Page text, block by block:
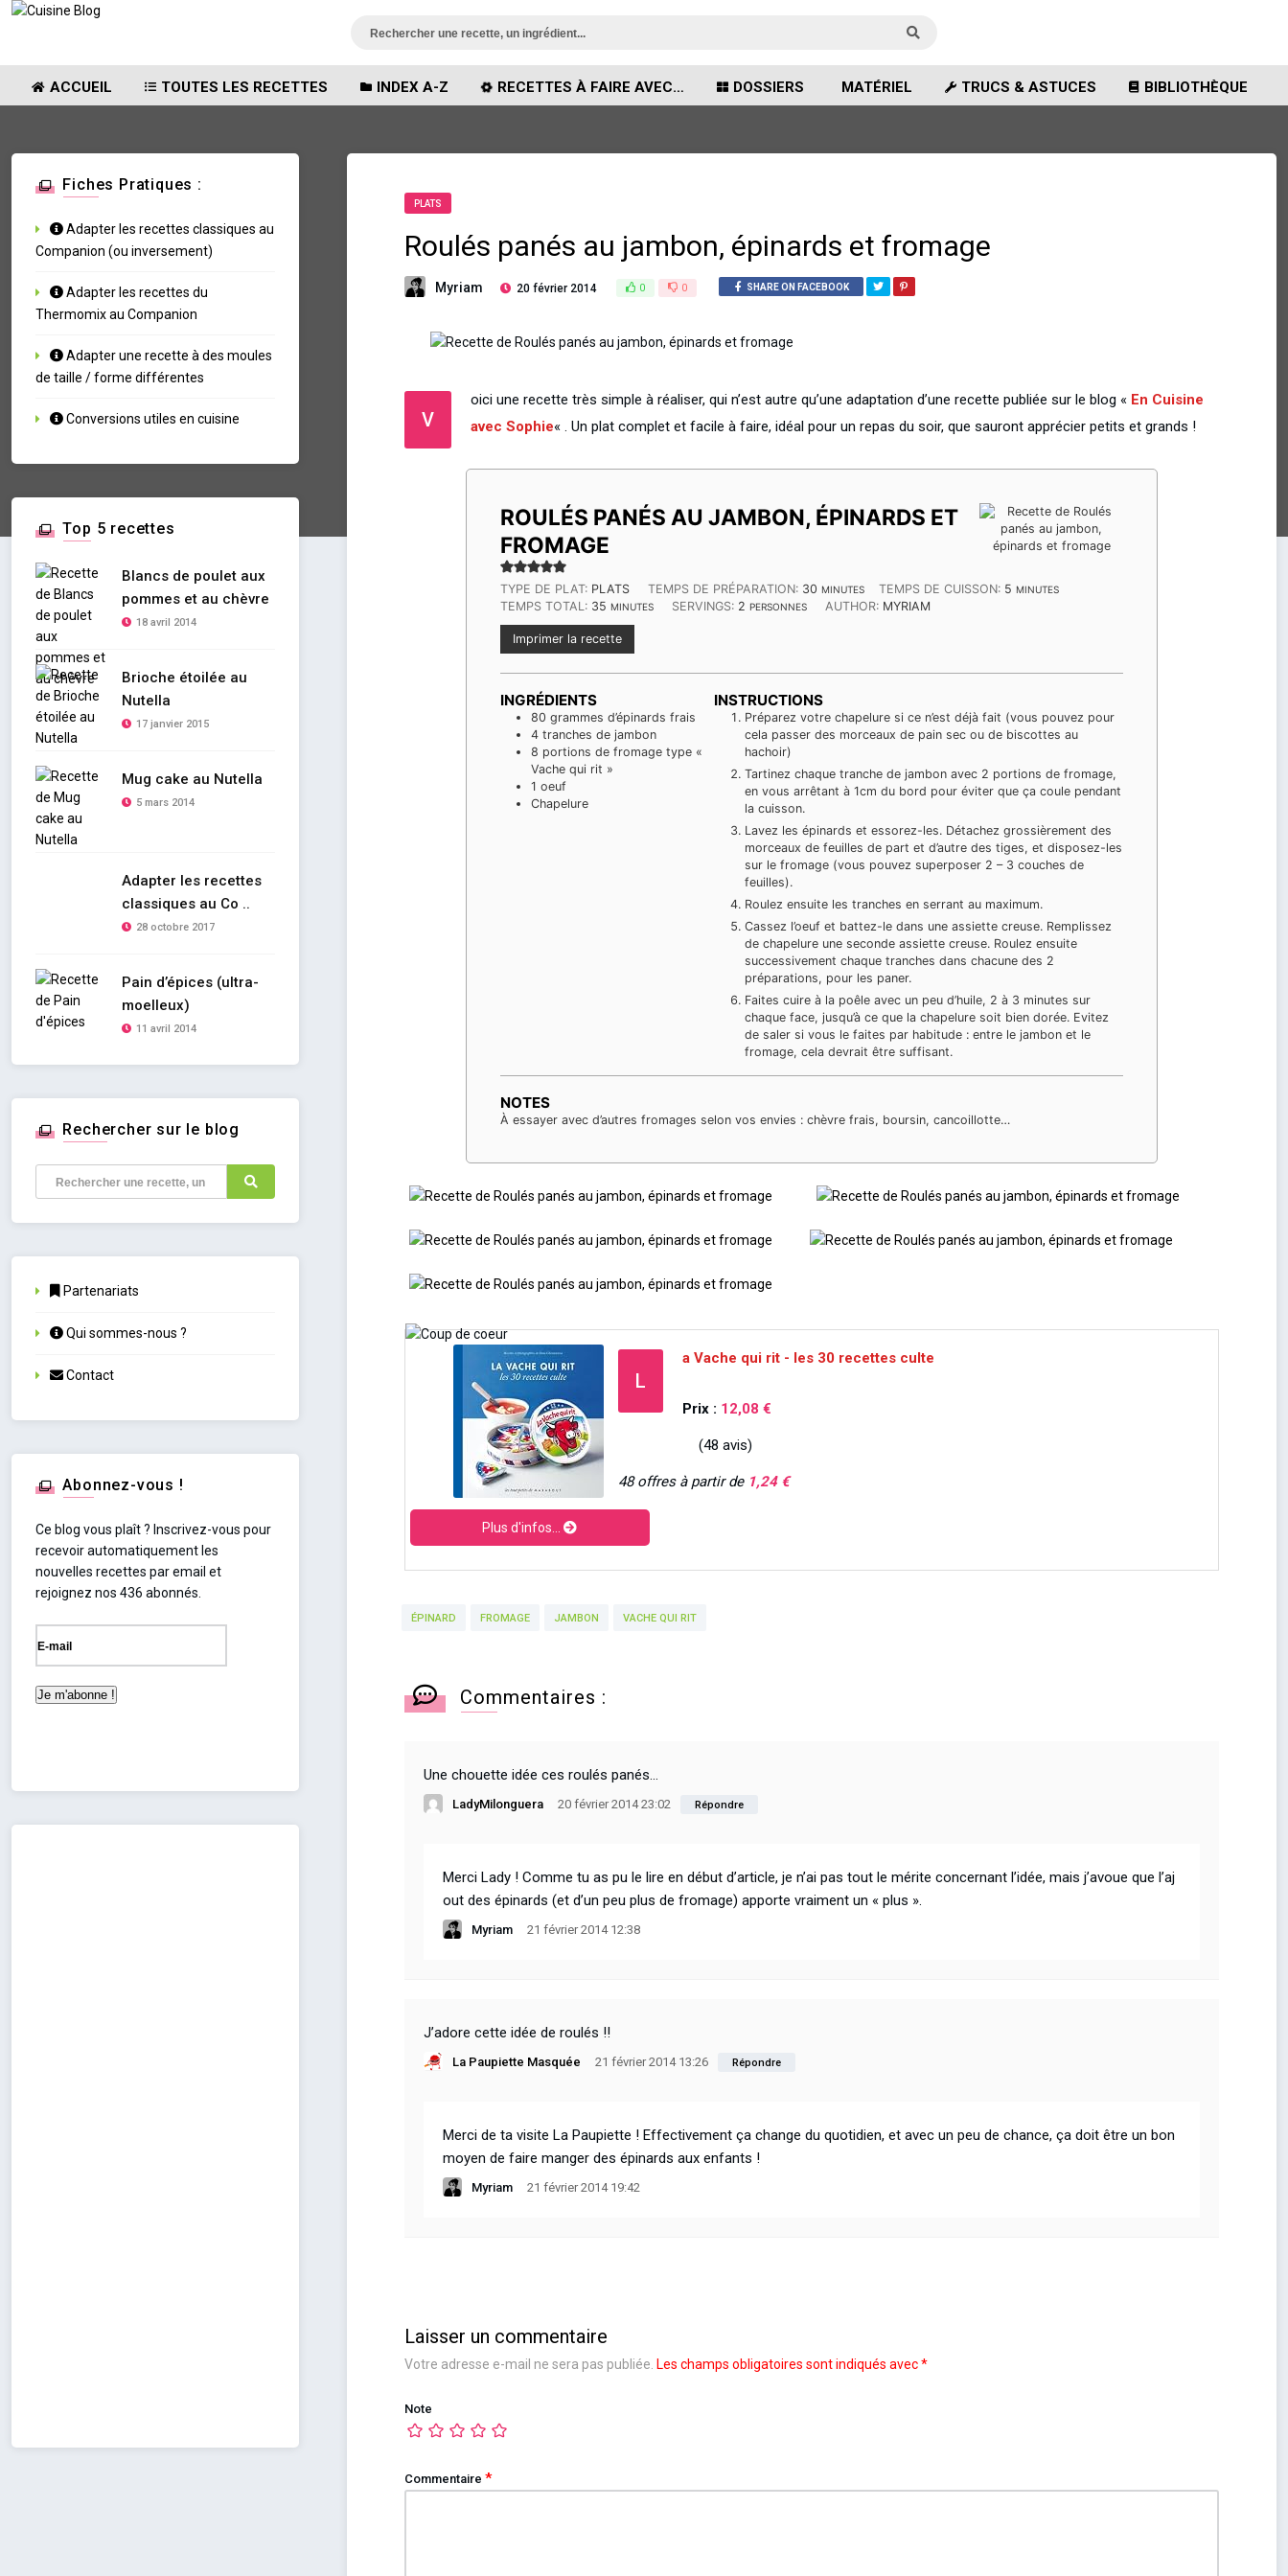
ACCUEIL TOUTES LES RECETTES INDEX A-Z RECETTES À FAIRE AVEC… DOSSIERS MATÉRIEL TRUCS & ASTUCES BIBLIOTHÈQUE
PLATS
Roulés panés au jambon, épinards et fromage
Myriam 20 février 2014 0 0 SHARE ON FACEBOOK
V
oici une recette très simple à réaliser, qui n’est autre qu’une adaptation d’une recette publiée sur le blog « En Cuisine
avec Sophie« . Un plat complet et facile à faire, idéal pour un repas du soir, que sauront apprécier petits et grands !
ROULÉS PANÉS AU JAMBON, ÉPINARDS ET
FROMAGE
TYPE DE PLAT: PLATS TEMPS DE PRÉPARATION: 30 MINUTES
MINUTES TEMPS DE CUISSON: 5 MINUTES
MINUTES
TEMPS TOTAL: 35 MINUTES
MINUTES SERVINGS: 2 PERSONNES AUTHOR: MYRIAM
Imprimer la recette
INGRÉDIENTS
80 grammes d’épinards frais
4 tranches de jambon
8 portions de fromage type «
Vache qui rit »
1 oeuf
Chapelure
INSTRUCTIONS
Préparez votre chapelure si ce n’est déjà fait (vous pouvez pour
cela passer des morceaux de pain sec ou de biscottes au
hachoir)
Tartinez chaque tranche de jambon avec 2 portions de fromage,
en vous arrêtant à 1cm du bord pour éviter que ça coule pendant
la cuisson.
Lavez les épinards et essorez-les. Détachez grossièrement des
morceaux de feuilles de part et d’autre des tiges, et disposez-les
sur le fromage (vous pouvez superposer 2 – 3 couches de
feuilles).
Roulez ensuite les tranches en serrant au maximum.
Cassez l’oeuf et battez-le dans une assiette creuse. Remplissez
de chapelure une seconde assiette creuse. Roulez ensuite
successivement chaque tranches dans chacune des 2
préparations, pour les paner.
Faites cuire à la poêle avec un peu d’huile, 2 à 3 minutes sur
chaque face, jusqu’à ce que la chapelure soit bien dorée. Evitez
de saler si vous le faites par habitude : entre le jambon et le
fromage, cela devrait être suffisant.
NOTES
À essayer avec d’autres fromages selon vos envies : chèvre frais, boursin, cancoillotte…
L
a Vache qui rit - les 30 recettes culte
Prix : 12,08 €
(48 avis)
48 offres à partir de 1,24 €
Plus d'infos...
ÉPINARD FROMAGE JAMBON VACHE QUI RIT
Commentaires :
Une chouette idée ces roulés panés…
LadyMilonguera 20 février 2014 23:02 Répondre
Merci Lady ! Comme tu as pu le lire en début d’article, je n’ai pas tout le mérite concernant l’idée, mais j’avoue que l’aj
out des épinards (et d’un peu plus de fromage) apporte vraiment un « plus ».
Myriam 21 février 2014 12:38
J’adore cette idée de roulés !!
La Paupiette Masquée 21 février 2014 13:26 Répondre
Merci de ta visite La Paupiette ! Effectivement ça change du quotidien, et avec un peu de chance, ça doit être un bon
moyen de faire manger des épinards aux enfants !
Myriam 21 février 2014 19:42
Laisser un commentaire
Votre adresse e-mail ne sera pas publiée. Les champs obligatoires sont indiqués avec*
Note
Commentaire *
Fiches Pratiques :
Adapter les recettes classiques au
Companion (ou inversement)
Adapter les recettes du
Thermomix au Companion
Adapter une recette à des moules
de taille / forme différentes
Conversions utiles en cuisine
Top 5 recettes
Blancs de poulet aux
pommes et au chèvre
18 avril 2014
Brioche étoilée au
Nutella
17 janvier 2015
Mug cake au Nutella
5 mars 2014
Adapter les recettes
classiques au Co ..
28 octobre 2017
Pain d’épices (ultra-
moelleux)
11 avril 2014
Rechercher sur le blog
Partenariats
Qui sommes-nous ?
Contact
Abonnez-vous !
Ce blog vous plaît ? Inscrivez-vous pour
recevoir automatiquement les
nouvelles recettes par email et
rejoignez nos 436 abonnés.